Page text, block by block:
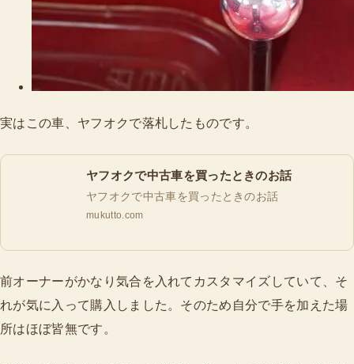
実はこの車、ヤフオクで落札したものです。
ヤフオクで中古車を買ったときのお話
ヤフオクで中古車を買ったときのお話
mukutto.com
前オーナーがかなり気合を入れてカスタマイズしていて、そ
れが気に入って購入しました。そのため自分で手を加えた場
所はほぼ皆無です。